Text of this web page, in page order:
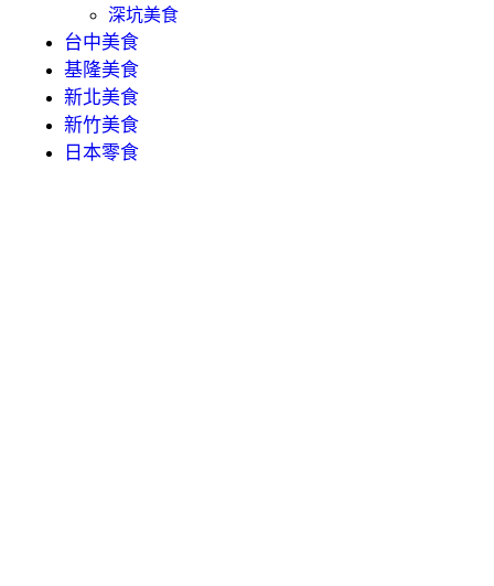
深坑美食
台中美食
基隆美食
新北美食
新竹美食
日本零食